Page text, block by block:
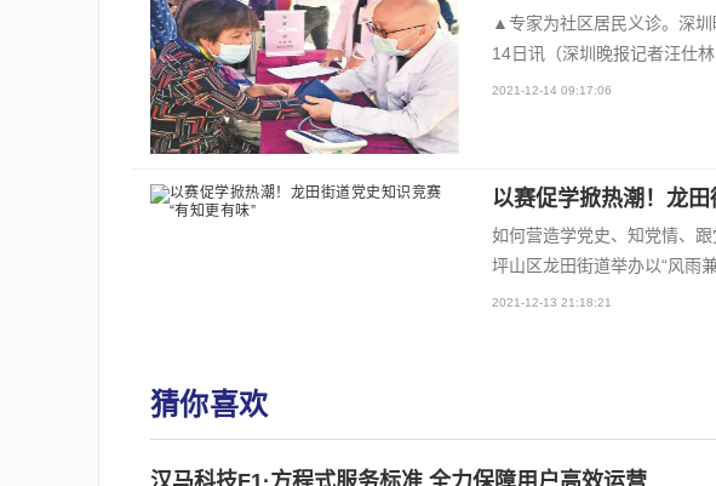
▲专家为社区居民义诊。深圳
14日讯（深圳晚报记者汪仕
2021-12-14 09:17:06
以赛促学掀热潮！龙
如何营造学党史、知党情、
坪山区龙田街道举办以“风雨
2021-12-13 21:18:21
猜你喜欢
汉马科技F1·方程式服务标准 全力保障用户高效运营